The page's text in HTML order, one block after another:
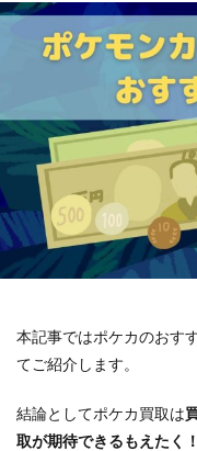
本記事ではポケカのおす
てご紹介します。
結論としてポケカ買取は
取が期待できるもえたく！